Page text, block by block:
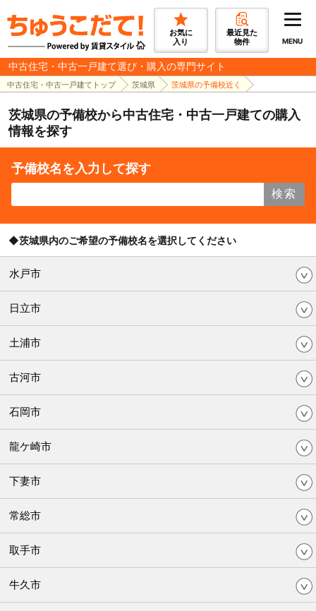
お気に
入り
最近見た
物件
MENU
中古住宅・中古一戸建て選び・購入の専門サイト
中古住宅・中古一戸建てトップ 茨城県 茨城県の予備校近く
茨城県の予備校から中古住宅・中古一戸建ての購入
情報を探す
予備校名を入力して探す
検索
◆茨城県内のご希望の予備校名を選択してください
水戸市
日立市
土浦市
古河市
石岡市
龍ケ崎市
下妻市
常総市
取手市
牛久市